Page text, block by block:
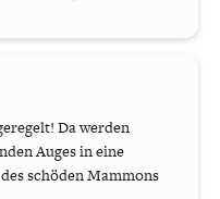
Da werden
Auges in eine
schöden Mammons